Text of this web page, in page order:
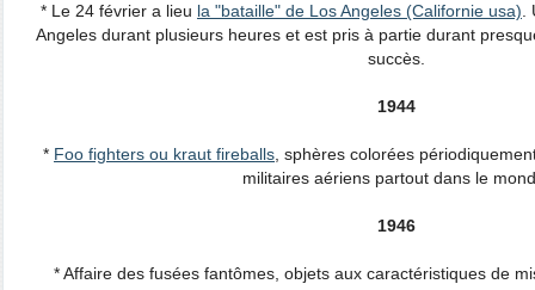
* Le 24 février a lieu la "bataille" de Los Angeles (Californie usa)
Angeles durant plusieurs heures et est pris à partie durant
succès.
1944
* Foo fighters ou kraut fireballs , sphères colorées
militaires aériens partout dans le
1946
* Affaire des fusées fantômes, objets aux caractéristiques de